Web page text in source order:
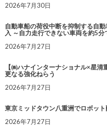
2026年7月30日
自動車船の荷役中断を抑制する自
入 ～自力走行できない車両を約5分
2026年7月27日
【㈱ハナインターナショナル×星
更なる強化ねらう
2026年7月27日
東京ミッドタウン八重洲でロボッ
2026年7月27日